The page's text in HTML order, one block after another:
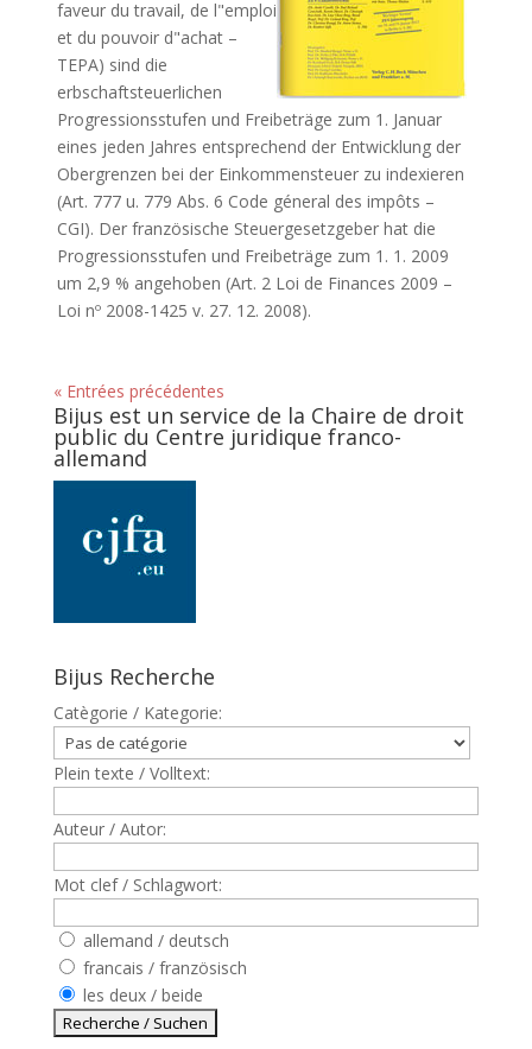
faveur du travail, de l"emploi
et du pouvoir d"achat –
TEPA) sind die
erbschaftsteuerlichen
Progressionsstufen und Freibeträge zum 1. Januar
eines jeden Jahres entsprechend der Entwicklung der
Obergrenzen bei der Einkommensteuer zu indexieren
(Art. 777 u. 779 Abs. 6 Code géneral des impôts –
CGI). Der französische Steuergesetzgeber hat die
Progressionsstufen und Freibeträge zum 1. 1. 2009
um 2,9 % angehoben (Art. 2 Loi de Finances 2009 –
Loi nº 2008-1425 v. 27. 12. 2008).
« Entrées précédentes
Bijus est un service de la Chaire de droit
public du Centre juridique franco-
allemand
Bijus Recherche
Catègorie / Kategorie:
Plein texte / Volltext:
Auteur / Autor:
Mot clef / Schlagwort:
allemand / deutsch
francais / französisch
les deux / beide